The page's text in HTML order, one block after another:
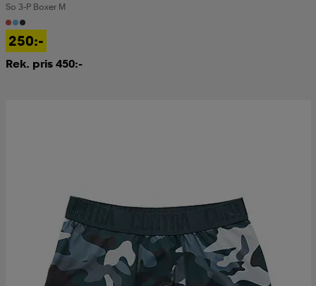
So 3-P Boxer M
250:-
Rek. pris 450:-